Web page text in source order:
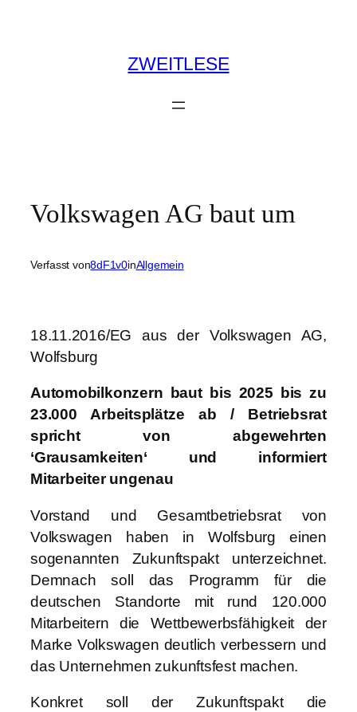
ZWEITLESE
Volkswagen AG baut um
Verfasst von8dF1v0inAllgemein
18.11.2016/EG aus der Volkswagen AG,
Wolfsburg
Automobilkonzern baut bis 2025 bis zu
23.000 Arbeitsplätze ab / Betriebsrat
spricht von abgewehrten
‘Grausamkeiten‘ und informiert
Mitarbeiter ungenau
Vorstand und Gesamtbetriebsrat von
Volkswagen haben in Wolfsburg einen
sogenannten Zukunftspakt unterzeichnet.
Demnach soll das Programm für die
deutschen Standorte mit rund 120.000
Mitarbeitern die Wettbewerbsfähigkeit der
Marke Volkswagen deutlich verbessern und
das Unternehmen zukunftsfest machen.
Konkret soll der Zukunftspakt die